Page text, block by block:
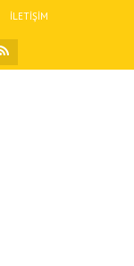
İLETIŞIM